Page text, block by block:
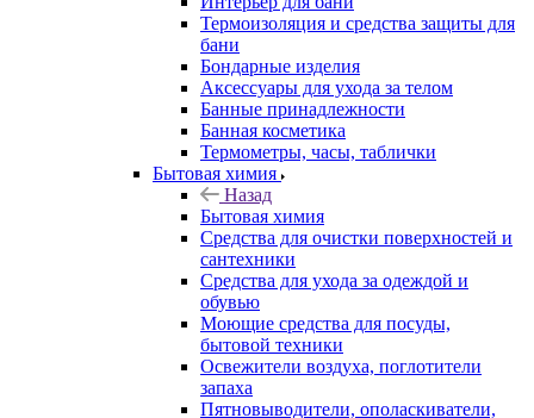
Термоизоляция и средства защиты для
бани
Бондарные изделия
Аксеcсуары для ухода за телом
Банные принадлежности
Банная косметика
Термометры, часы, таблички
Бытовая химия
Назад
Бытовая химия
Средства для очистки поверхностей и
сантехники
Средства для ухода за одеждой и
обувью
Моющие средства для посуды,
бытовой техники
Освежители воздуха, поглотители
запаха
Пятновыводители, ополаскиватели,